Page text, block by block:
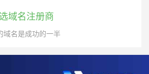
域名注册商
域名是成功的一半